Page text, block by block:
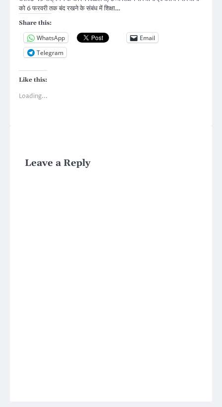
को 6 फरवरी तक बंद रखने के संबंध में शिक्षा…
Share this:
WhatsApp
Email
Telegram
Like this:
Loading...
Leave a Reply